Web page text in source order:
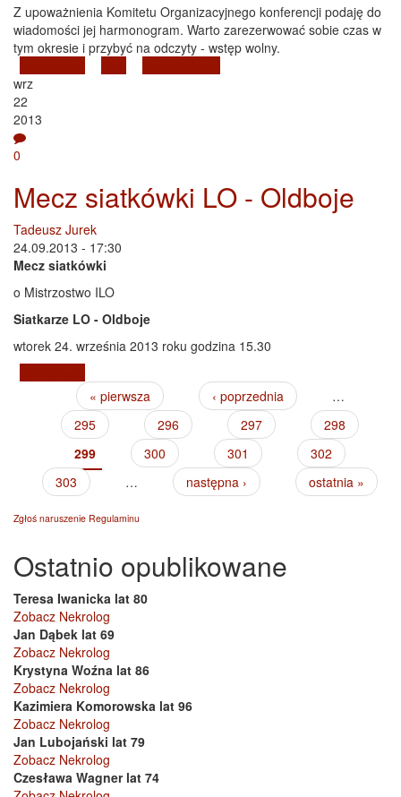
Z upoważnienia Komitetu Organizacyjnego konferencji podaję do
wiadomości jej harmonogram. Warto zarezerwować sobie czas w
tym okresie i przybyć na odczyty - wstęp wolny.
wrz
22
2013
0
Mecz siatkówki LO - Oldboje
Tadeusz Jurek
24.09.2013 - 17:30
Mecz siatkówki
o Mistrzostwo ILO
Siatkarze LO - Oldboje
wtorek 24. września 2013 roku godzina 15.30
Strony« pierwsza ‹ poprzednia
…
295
296 297
298
299
300 301
302
303
… następna › ostatnia »
Zgłoś naruszenie Regulaminu
Ostatnio opublikowane
Teresa Iwanicka lat 80
Zobacz Nekrolog
Jan Dąbek lat 69
Zobacz Nekrolog
Krystyna Woźna lat 86
Zobacz Nekrolog
Kazimiera Komorowska lat 96
Zobacz Nekrolog
Jan Lubojański lat 79
Zobacz Nekrolog
Czesława Wagner lat 74